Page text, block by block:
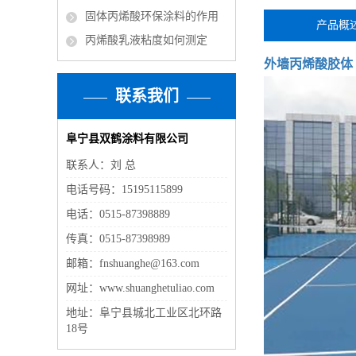
固体丙烯酸环保涂料的作用
丙烯酸乳液粘度如何测定
联系我们
阜宁县双鹤涂料有限公司
联系人：刘 总
电话号码：15195115899
电话：0515-87398889
传真：0515-87398989
邮箱：fnshuanghe@163.com
网址：www.shuanghetuliao.com
地址：阜宁县城北工业区北环路
18号
产品概
外墙丙烯酸胶体